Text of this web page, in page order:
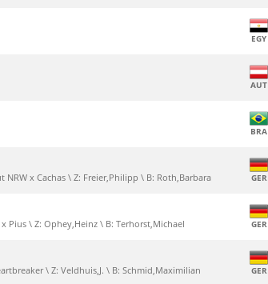
EGY
AUT
BRA
x Cachas \ Z: Freier,Philipp \ B: Roth,Barbara GER
Pius \ Z: Ophey,Heinz \ B: Terhorst,Michael GER
\ Z: Veldhuis,J. \ B: Schmid,Maximilian GER